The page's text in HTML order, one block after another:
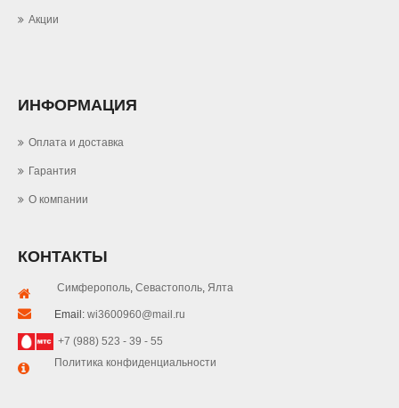
Акции
ИНФОРМАЦИЯ
Оплата и доставка
Гарантия
О компании
КОНТАКТЫ
Симферополь, Севастополь, Ялта
Email: wi3600960@mail.ru
+7 (988) 523 - 39 - 55
Политика конфиденциальности